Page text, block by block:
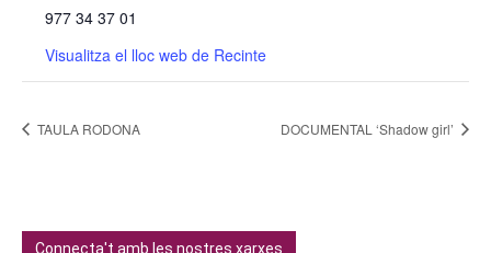
977 34 37 01
Visualitza el lloc web de Recinte
TAULA RODONA DOCUMENTAL ‘Shadow girl’
Connecta't amb les nostres xarxes